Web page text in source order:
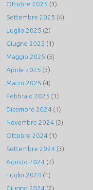
Ottobre 2025 (1)
Settembre 2025 (4)
Luglio 2025 (2)
Giugno 2025 (1)
Maggio 2025 (5)
Aprile 2025 (3)
Marzo 2025 (4)
Febbraio 2025 (1)
Dicembre 2024 (1)
Novembre 2024 (3)
Ottobre 2024 (1)
Settembre 2024 (3)
Agosto 2024 (2)
Luglio 2024 (1)
Giugno 2024 (2)